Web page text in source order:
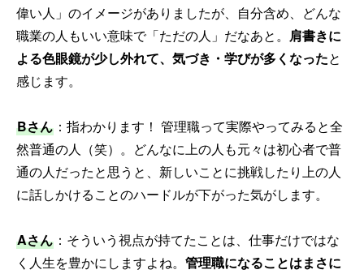
偉い人」のイメージがありましたが、自分含め、どんな
職業の人もいい意味で「ただの人」だなあと。 肩書きに
よる色眼鏡が少し外れて、気づき・学びが多くなったと
感じます。
Bさん ：指わかります！ 管理職って実際やってみると全
然普通の人（笑）。どんなに上の人も元々は初心者で普
通の人だったと思うと、新しいことに挑戦したり上の人
に話しかけることのハードルが下がった気がします。
Aさん ：そういう視点が持てたことは、仕事だけではな
く人生を豊かにしますよね。 管理職になることはまさに